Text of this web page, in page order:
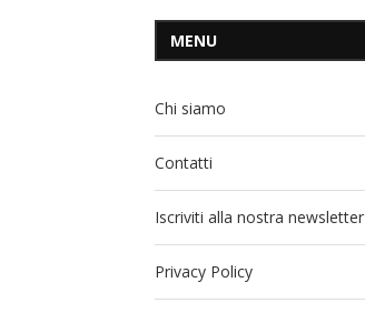
MENU
Chi siamo
Contatti
Iscriviti alla nostra newsletter
Privacy Policy